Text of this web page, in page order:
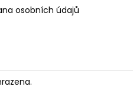
osobních údajů